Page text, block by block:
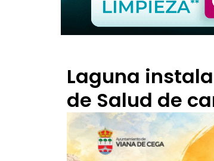
Laguna
de Salud de